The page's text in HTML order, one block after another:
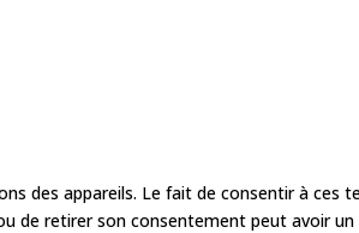
des appareils. Le fait de consentir à ces
de retirer son consentement peut avoir